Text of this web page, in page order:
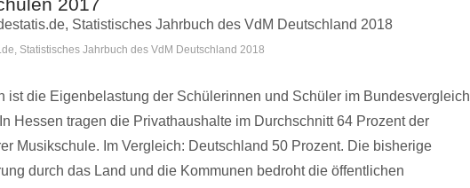
Statistisches Jahrbuch des VdM Deutschland 2018
ist die Eigenbelastung der Schülerinnen und Schüler im Bundesvergleich
Hessen tragen die Privathaushalte im Durchschnitt 64 Prozent der
Musikschule. Im Vergleich: Deutschland 50 Prozent. Die bisherige
durch das Land und die Kommunen bedroht die öffentlichen